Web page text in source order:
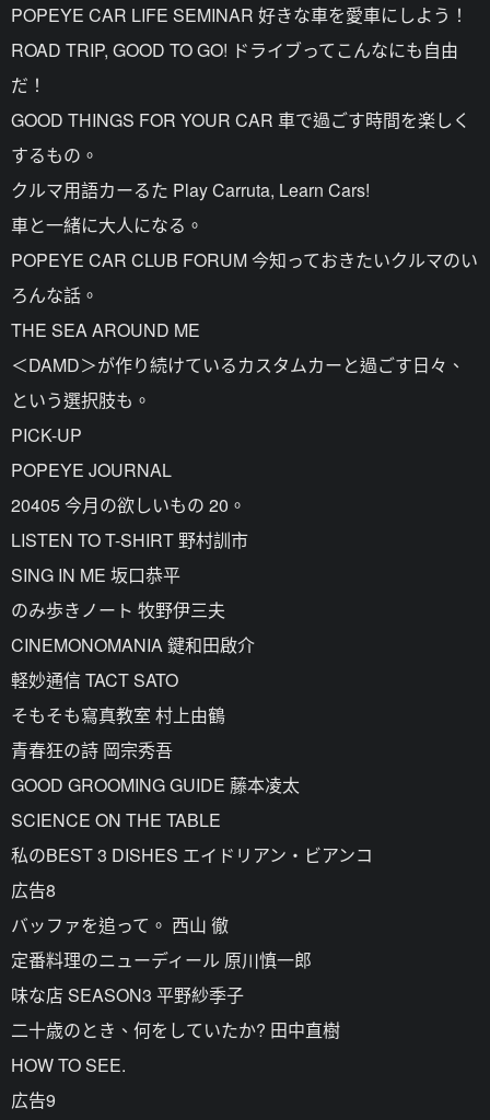
POPEYE CAR LIFE SEMINAR 好きな車を愛車にしよう！
ROAD TRIP, GOOD TO GO! ドライブってこんなにも自由
だ！
GOOD THINGS FOR YOUR CAR 車で過ごす時間を楽しく
するもの。
クルマ用語カーるた Play Carruta, Learn Cars!
車と一緒に大人になる。
POPEYE CAR CLUB FORUM 今知っておきたいクルマのい
ろんな話。
THE SEA AROUND ME
＜DAMD＞が作り続けているカスタムカーと過ごす日々、
という選択肢も。
PICK-UP
POPEYE JOURNAL
20405 今月の欲しいもの 20。
LISTEN TO T-SHIRT 野村訓市
SING IN ME 坂口恭平
のみ歩きノート 牧野伊三夫
CINEMONOMANIA 鍵和田啟介
軽妙通信 TACT SATO
そもそも寫真教室 村上由鶴
青春狂の詩 岡宗秀吾
GOOD GROOMING GUIDE 藤本凌太
SCIENCE ON THE TABLE
私のBEST 3 DISHES エイドリアン・ビアンコ
広告8
バッファを追って。 西山 徹
定番料理のニューディール 原川慎一郎
味な店 SEASON3 平野紗季子
二十歳のとき、何をしていたか? 田中直樹
HOW TO SEE.
広告9